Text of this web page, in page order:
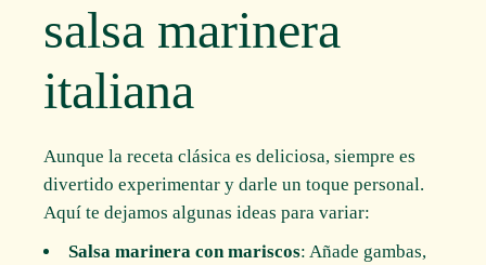
salsa marinera
italiana
Aunque la receta clásica es deliciosa, siempre es
divertido experimentar y darle un toque personal.
Aquí te dejamos algunas ideas para variar:
Salsa marinera con mariscos: Añade gambas,